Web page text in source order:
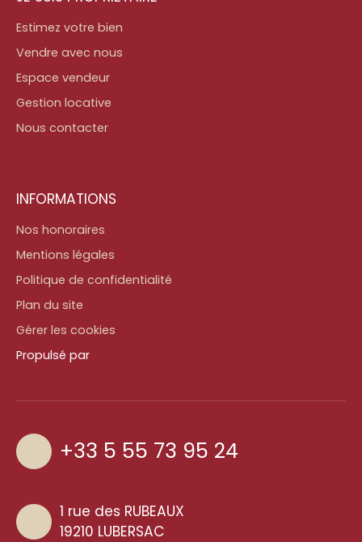
Estimez votre bien
Vendre avec nous
Espace vendeur
Gestion locative
Nous contacter
INFORMATIONS
Nos honoraires
Mentions légales
Politique de confidentialité
Plan du site
Gérer les cookies
Propulsé par
+33 5 55 73 95 24
1 rue des RUBEAUX
19210 LUBERSAC